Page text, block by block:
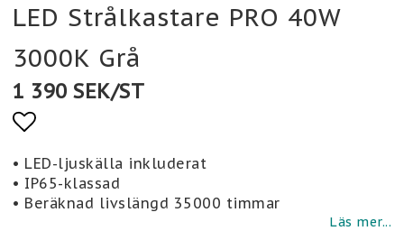
LED Strålkastare PRO 40W
3000K Grå
1 390 SEK/ST
Lägg till i favoritlistan
• LED-ljuskälla inkluderat
• IP65-klassad
• Beräknad livslängd 35000 timmar
Läs mer...